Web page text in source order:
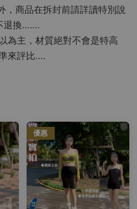
，商品在拆封前請詳讀特別說
退換.......
為主，材質絕對不會是特高
來評比....
優惠